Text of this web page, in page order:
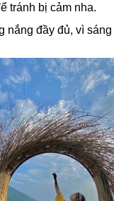
tránh bị cảm nha.
nắng đầy đủ, vì